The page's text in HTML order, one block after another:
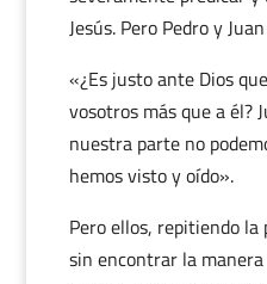
Jesús. Pero Pedro y
«¿Es justo ante Dios
vosotros más que a él?
nuestra parte no
hemos visto y oído».
Pero ellos, repitiendo
sin encontrar la